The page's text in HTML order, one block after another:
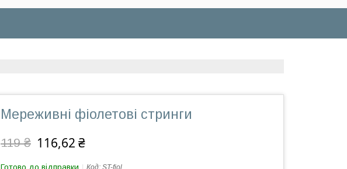
Мереживні фіолетові стринги
119 ₴ 116,62 ₴
Код: ST-fiol